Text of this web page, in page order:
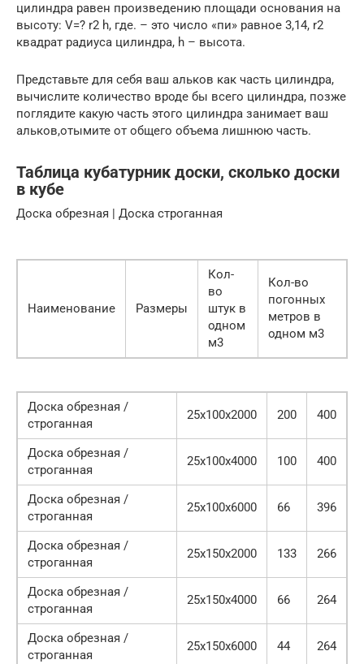
цилиндра равен произведению площади основания на
высоту: V=? r2 h, где. – это число «пи» равное 3,14, r2
квадрат радиуса цилиндра, h – высота.
Представьте для себя ваш альков как часть цилиндра,
вычислите количество вроде бы всего цилиндра, позже
поглядите какую часть этого цилиндра занимает ваш
альков,отымите от общего объема лишнюю часть.
Таблица кубатурник доски, сколько доски
в кубе
Доска обрезная | Доска строганная
Наименование Размеры
Кол-
во
штук в
одном
м3
Кол-во
погонных
метров в
одном м3
Доска обрезная /
строганная
25х100х2000 200 400
Доска обрезная /
строганная
25х100х4000 100 400
Доска обрезная /
строганная
25х100х6000 66 396
Доска обрезная /
строганная
25х150х2000 133 266
Доска обрезная /
строганная
25х150х4000 66 264
Доска обрезная /
строганная
25х150х6000 44 264